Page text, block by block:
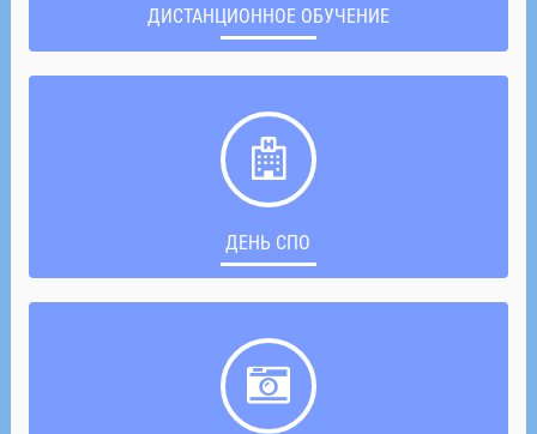
ДИСТАНЦИОННОЕ ОБУЧЕНИЕ
ДЕНЬ СПО